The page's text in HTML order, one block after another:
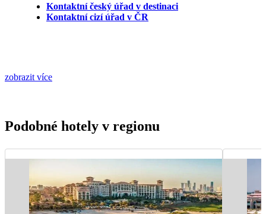
Kontaktní český úřad v destinaci
Kontaktní cizí úřad v ČR
zobrazit více
Podobné hotely v regionu